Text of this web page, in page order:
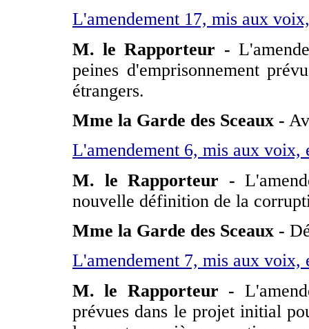
L'amendement 17, mis aux
M. le Rapporteur -
peines d'emprisonnement
étrangers.
Mme la Garde des Sceaux -
L'amendement 6, mis aux voix,
M. le Rapporteur -
nouvelle définition de la
Mme la Garde des Sceaux -
L'amendement 7, mis aux voix,
M. le Rapporteur -
prévues dans le projet initial